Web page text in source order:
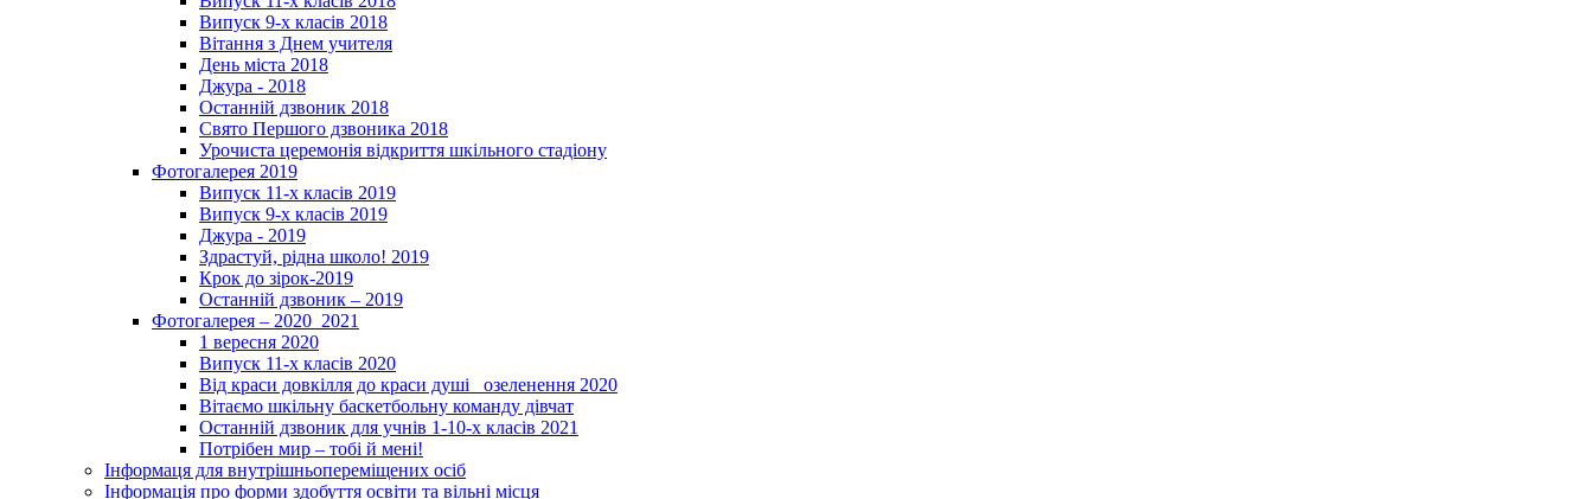
Випуск 9-х класів 2018
Вітання з Днем учителя
День міста 2018
Джура - 2018
Останній дзвоник 2018
Свято Першого дзвоника 2018
Урочиста церемонія відкриття шкільного стадіону
Фотогалерея 2019
Випуск 11-х класів 2019
Випуск 9-х класів 2019
Джура - 2019
Здрастуй, рідна школо! 2019
Крок до зірок-2019
Останній дзвоник – 2019
Фотогалерея – 2020_2021
1 вересня 2020
Випуск 11-х класів 2020
Від краси довкілля до краси душі _озеленення 2020
Вітаємо шкільну баскетбольну команду дівчат
Останній дзвоник для учнів 1-10-х класів 2021
Потрібен мир – тобі й мені!
Інформаця для внутрішньопереміщених осіб
Інформація про форми здобуття освіти та вільні місця